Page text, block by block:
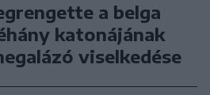
a belga
katonájának
viselkedése